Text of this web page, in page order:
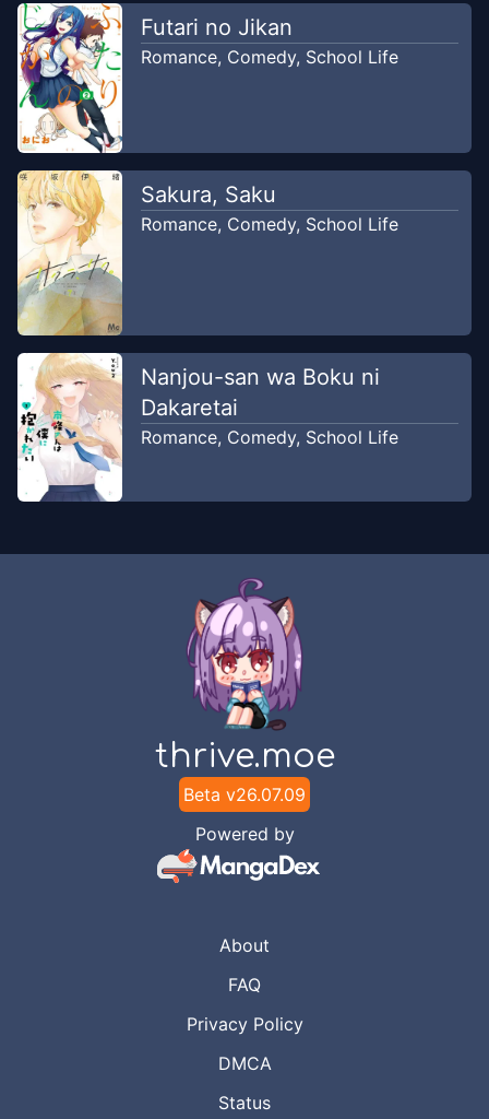
Chapter20 -Nagaishi Yuuno, Anak
Kelas 1 dari Klub Basket!! (3)
duaduapertujuh
2023
Chapter19
Kelas 1 dari Klub Basket!! (2)
duaduapertujuh
2023
Chapter
Kelas 1 dari Klub Basket!! (1)
duaduapertujuh
Chapter17-Nachupa Bersaing
dengan Kaki yang Indah
duaduapertujuh
Chapter16
Pertama yang Menyenangkan (2)
Kitazawa, Pengalaman
Pertama yang Menyenangkan (1)
6 Pria-Wanita, di
duaduapertujuh
6 Pria-Wanita, di
duaduapertujuh
6 Pria-Wanita, di
Futari no Jikan
Romance, Comedy, School Life
Sakura, Saku
Romance, Comedy, School Life
Nanjou-san wa Boku ni
Dakaretai
Romance, Comedy, School Life
thrive.moe
Beta v26.07.09
Powered by
About
FAQ
Privacy Policy
DMCA
Status